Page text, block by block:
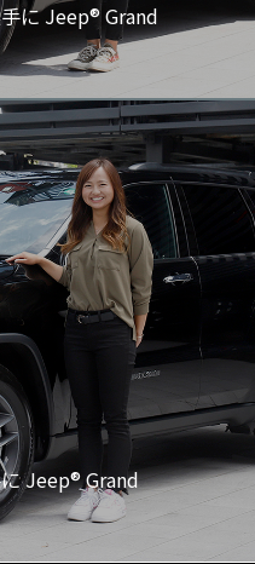
に Jeep® Grand
Jeep® Grand